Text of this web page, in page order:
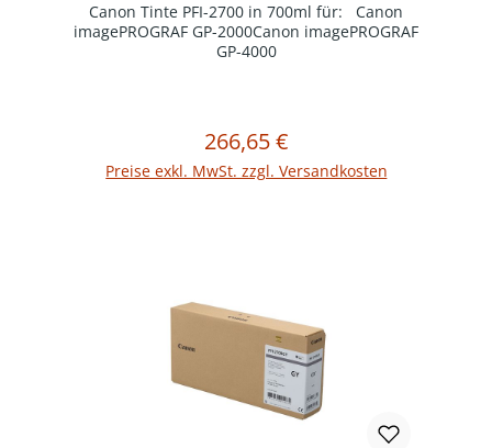
Canon Tinte PFI-2700 in 700ml für: Canon
imagePROGRAF GP-2000Canon imagePROGRAF
GP-4000
Regulärer Preis:
266,65 €
Preise exkl. MwSt. zzgl. Versandkosten
In den Warenkorb